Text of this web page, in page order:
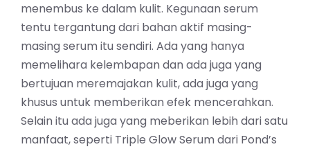
menembus ke dalam kulit. Kegunaan serum
tentu tergantung dari bahan aktif masing-
masing serum itu sendiri. Ada yang hanya
memelihara kelembapan dan ada juga yang
bertujuan meremajakan kulit, ada juga yang
khusus untuk memberikan efek mencerahkan.
Selain itu ada juga yang meberikan lebih dari satu
manfaat, seperti Triple Glow Serum dari Pond’s